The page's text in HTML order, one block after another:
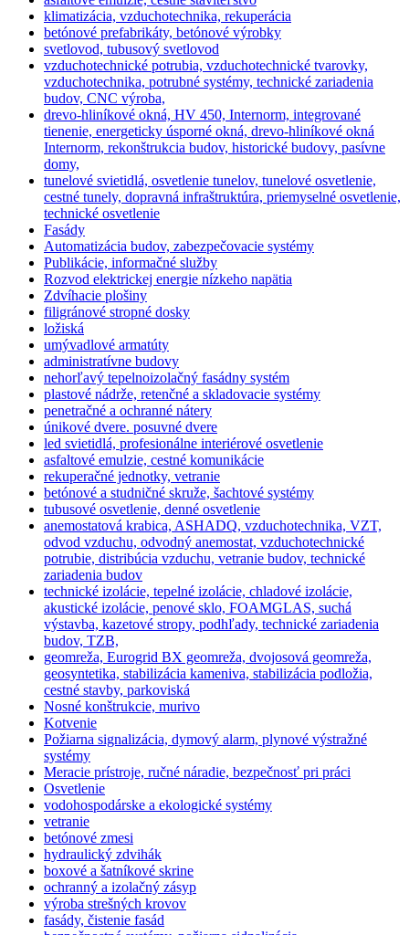
klimatizácia, vzduchotechnika, rekuperácia
betónové prefabrikáty, betónové výrobky
svetlovod, tubusový svetlovod
vzduchotechnické potrubia, vzduchotechnické tvarovky,
vzduchotechnika, potrubné systémy, technické zariadenia
budov, CNC výroba,
drevo-hliníkové okná, HV 450, Internorm, integrované
tienenie, energeticky úsporné okná, drevo-hliníkové okná
Internorm, rekonštrukcia budov, historické budovy, pasívne
domy,
tunelové svietidlá, osvetlenie tunelov, tunelové osvetlenie,
cestné tunely, dopravná infraštruktúra, priemyselné osvetlenie,
technické osvetlenie
Fasády
Automatizácia budov, zabezpečovacie systémy
Publikácie, informačné služby
Rozvod elektrickej energie nízkeho napätia
Zdvíhacie plošiny
filigránové stropné dosky
ložiská
umývadlové armatúty
administratívne budovy
nehorľavý tepelnoizolačný fasádny systém
plastové nádrže, retenčné a skladovacie systémy
penetračné a ochranné nátery
únikové dvere. posuvné dvere
led svietidlá, profesionálne interiérové osvetlenie
asfaltové emulzie, cestné komunikácie
rekuperačné jednotky, vetranie
betónové a studničné skruže, šachtové systémy
tubusové osvetlenie, denné osvetlenie
anemostatová krabica, ASHADQ, vzduchotechnika, VZT,
odvod vzduchu, odvodný anemostat, vzduchotechnické
potrubie, distribúcia vzduchu, vetranie budov, technické
zariadenia budov
technické izolácie, tepelné izolácie, chladové izolácie,
akustické izolácie, penové sklo, FOAMGLAS, suchá
výstavba, kazetové stropy, podhľady, technické zariadenia
budov, TZB,
geomreža, Eurogrid BX geomreža, dvojosová geomreža,
geosyntetika, stabilizácia kameniva, stabilizácia podložia,
cestné stavby, parkoviská
Nosné konštrukcie, murivo
Kotvenie
Požiarna signalizácia, dymový alarm, plynové výstražné
systémy
Meracie prístroje, ručné náradie, bezpečnosť pri práci
Osvetlenie
vodohospodárske a ekologické systémy
vetranie
betónové zmesi
hydraulický zdvihák
boxové a šatníkové skrine
ochranný a izolačný zásyp
výroba strešných krovov
fasády, čistenie fasád